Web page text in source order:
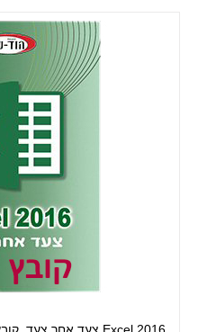
Excel 2016 צעד אחר צעד, קובץ PDF להורדה